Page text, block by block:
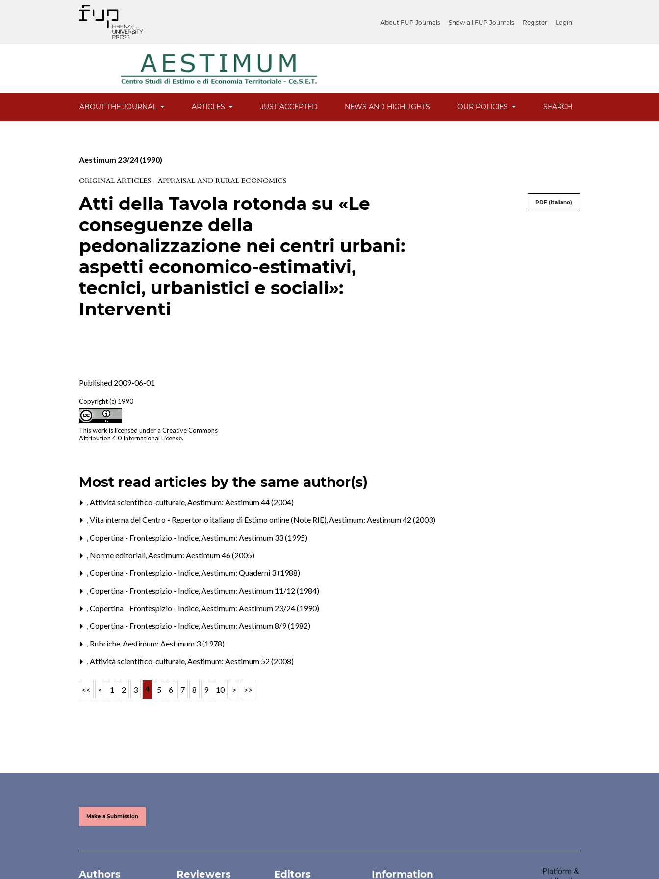
About FUP Journals Show all FUP Journals Register Login
ABOUT THE JOURNAL ARTICLES JUST ACCEPTED NEWS AND HIGHLIGHTS OUR POLICIES SEARCH
Aestimum 23/24 (1990)
ORIGINAL ARTICLES - APPRAISAL AND RURAL ECONOMICS
Atti della Tavola rotonda su «Le
conseguenze della
pedonalizzazione nei centri urbani:
aspetti economico-estimativi,
tecnici, urbanistici e sociali»:
Interventi
PDF (Italiano)
Published 2009-06-01
Copyright (c) 1990
This work is licensed under aCreative Commons
Attribution 4.0 International License.
Most read articles by the same author(s)
,Attività scientifico-culturale,Aestimum: Aestimum 44 (2004)
,Vita interna del Centro - Repertorio italiano di Estimo online (Note RIE),Aestimum: Aestimum 42 (2003)
,Copertina - Frontespizio - Indice,Aestimum: Aestimum 33 (1995)
, Norme editoriali,Aestimum: Aestimum 46 (2005)
,Copertina - Frontespizio - Indice,Aestimum: Quaderni 3 (1988)
,Copertina - Frontespizio - Indice,Aestimum: Aestimum 11/12 (1984)
,Copertina - Frontespizio - Indice,Aestimum: Aestimum 23/24 (1990)
,Copertina - Frontespizio - Indice,Aestimum: Aestimum 8/9 (1982)
, Rubriche,Aestimum: Aestimum 3 (1978)
,Attività scientifico-culturale,Aestimum: Aestimum 52 (2008)
<< < 1 2 3 4 5 6 7 8 9 10 > >>
Make a Submission
Authors Reviewers Editors Information